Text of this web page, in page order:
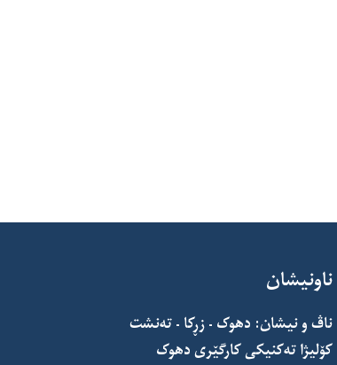
ناونیشان
ناڤ و نیشان: دهوک - زڕکا - تەنشت
کۆلیژا تەکنیکی کارگێری دهوک